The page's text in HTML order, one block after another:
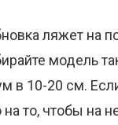
ляжет на
модель
в 10-20 см.
то, чтобы на